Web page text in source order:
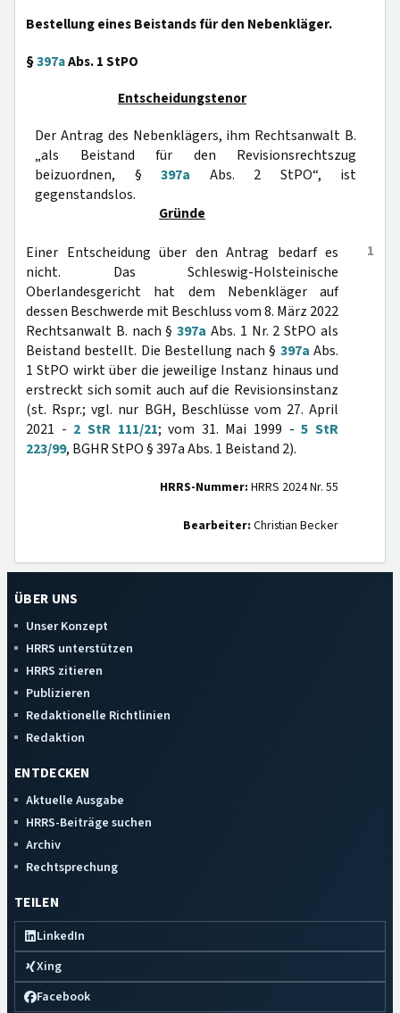
Bestellung eines Beistands für den Nebenkläger.
§397aAbs. 1 StPO
Entscheidungstenor
Der Antrag des Nebenklägers, ihm Rechtsanwalt B.
„als Beistand für den Revisionsrechtszug
beizuordnen, § 397a Abs. 2 StPO“, ist
gegenstandslos.
Gründe
1
Einer Entscheidung über den Antrag bedarf es
nicht. Das Schleswig-Holsteinische
Oberlandesgericht hat dem Nebenkläger auf
dessen Beschwerde mit Beschluss vom 8. März 2022
Rechtsanwalt B. nach §397a Abs. 1 Nr. 2 StPO als
Beistand bestellt. Die Bestellung nach § 397a Abs.
1 StPO wirkt über die jeweilige Instanz hinaus und
erstreckt sich somit auch auf die Revisionsinstanz
(st. Rspr.; vgl. nur BGH, Beschlüsse vom 27. April
2021 - 2 StR 111/21; vom 31. Mai 1999 -5 StR
223/99, BGHR StPO § 397a Abs. 1 Beistand 2).
HRRS-Nummer: HRRS 2024 Nr. 55
Bearbeiter: Christian Becker
ÜBER UNS
Unser Konzept
HRRS unterstützen
HRRS zitieren
Publizieren
Redaktionelle Richtlinien
Redaktion
ENTDECKEN
Aktuelle Ausgabe
HRRS-Beiträge suchen
Archiv
Rechtsprechung
TEILEN
LinkedIn
Xing
Facebook